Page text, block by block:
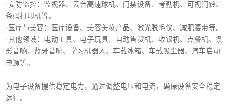
‌·安防监控‌：监视器、云台高速球机、门禁设备、考勤机、可视门铃、
条码打印机等。
·医疗与美容‌：医疗设备、美容美妆产品、激光脱毛仪、减肥腰带等。
‌·其他领域‌：电动工具、电子玩具、自动售货机、收银机、点餐机、条
形音响、蓝牙音响、学习机器人、车载冰箱、车载吸尘器、汽车启动
电源等。
为电子设备提供稳定电力，通过调整电压和电流，确保设备安全稳定
运行。